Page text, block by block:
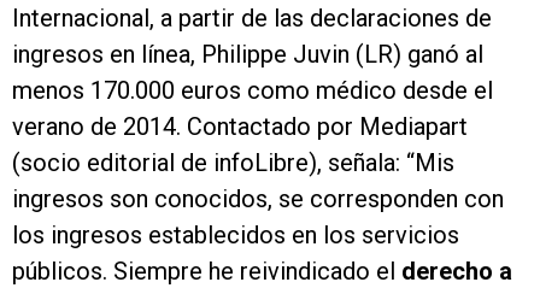
Internacional, a partir de las declaraciones de
ingresos en línea, Philippe Juvin (LR) ganó al
menos 170.000 euros como médico desde el
verano de 2014. Contactado por Mediapart
(socio editorial de infoLibre), señala: “Mis
ingresos son conocidos, se corresponden con
los ingresos establecidos en los servicios
públicos. Siempre he reivindicado el derecho a